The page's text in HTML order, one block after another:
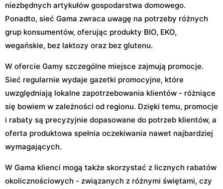
niezbędnych artykułów gospodarstwa domowego.
Ponadto, sieć Gama zwraca uwagę na potrzeby różnych
grup konsumentów, oferując produkty BIO, EKO,
wegańskie, bez laktozy oraz bez glutenu.
W ofercie Gamy szczególne miejsce zajmują promocje.
Sieć regularnie wydaje gazetki promocyjne, które
uwzględniają lokalne zapotrzebowania klientów - różniące
się bowiem w zależności od regionu. Dzięki temu, promocje
i rabaty są precyzyjnie dopasowane do potrzeb klientów, a
oferta produktowa spełnia oczekiwania nawet najbardziej
wymagających.
W Gama klienci mogą także skorzystać z licznych rabatów
okolicznościowych - związanych z różnymi świętami, czy